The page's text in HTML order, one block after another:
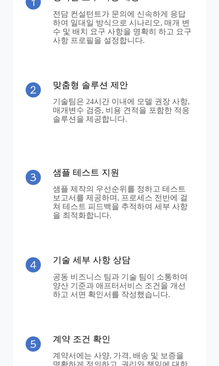
전담 컨설턴트가 문의에 신속하게 응답
하여 일대일 방식으로 시나리오, 매개 변
수 및 배치 요구 사항을 명확히 하고 요구
사항 프로필을 설정합니다.
맞춤형 솔루션 제안
기술팀은 24시간 이내에 모델 권장 사항,
매개변수 검증, 비용 견적을 포함한 적응
솔루션을 제공합니다.
샘플 테스트 지원
샘플 제작의 우선순위를 정하고 테스트
보고서를 제공하며, 프로세스 전반에 걸
쳐 테스트 피드백을 추적하여 세부 사항
을 최적화합니다.
기술 세부 사항 상담
공동 비즈니스 팀과 기술 팀이 소통하여
양산 기준과 애프터서비스 조건을 개선
하고 서면 확인서를 작성했습니다.
계약 조건 확인
계약서에는 사양, 가격, 배송 및 보증을